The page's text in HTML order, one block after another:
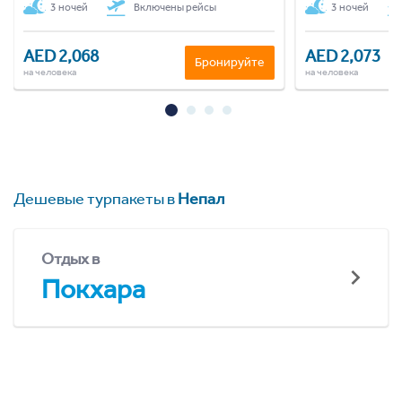
3 ночей Включены рейсы
AED 2,068
на человека
Бронируйте
3 ночей
AED 2,073
на человека
Дешевые турпакеты вНепал
Отдых в
Покхара